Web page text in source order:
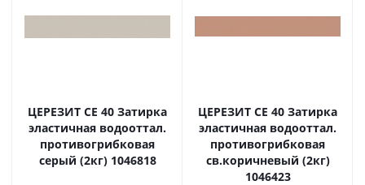
ЦЕРЕЗИТ CE 40 Затирка
эластичная водооттал.
противогрибковая
серый (2кг) 1046818
ЦЕРЕЗИТ CE 40 Затирка
эластичная водооттал.
противогрибковая
св.коричневый (2кг)
1046423